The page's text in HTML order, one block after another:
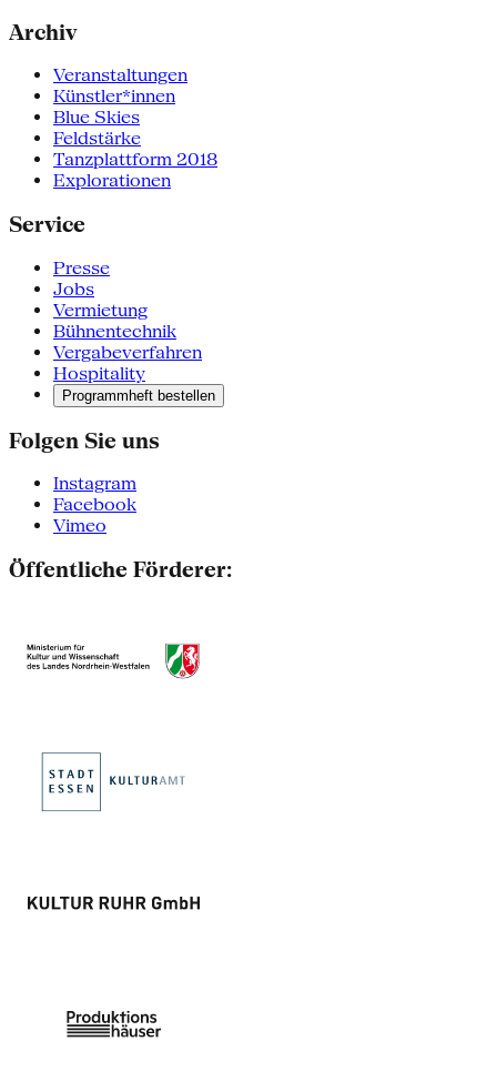
Archiv
Veranstaltungen
Künstler*innen
Blue Skies
Feldstärke
Tanzplattform 2018
Explorationen
Service
Presse
Jobs
Vermietung
Bühnentechnik
Vergabeverfahren
Hospitality
Programmheft bestellen
Folgen Sie uns
Instagram
Facebook
Vimeo
Öffentliche Förderer: